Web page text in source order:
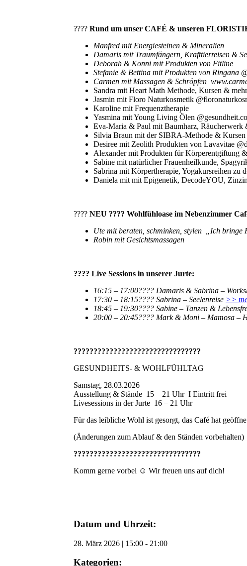
???? Rund um unser CAFÉ & unseren
Manfred mit Energiesteinen & Mineralien
Damaris mit Traumfängern, Krafttierreisen &
Deborah & Konni mit Produkten von Fitline
Stefanie & Bettina mit Produkten von Ringana
Carmen mit Massagen & Schröpfen
Sandra mit Heart Math Methode, Kursen &
Jasmin mit Floro Naturkosmetik
Karoline mit Frequenztherapie
Yasmina mit Young Living Ölen
Eva-Maria & Paul mit Baumharz,
Silvia Braun mit der SIBRA-Methode & Kursen
Desiree mit Zeolith Produkten von Lavavitae
Alexander mit Produkten für Körperentgiftung
Sabine mit natürlicher Frauenheilkunde,
Sabrina mit Körpertherapie, Yogakursreihen zu
Daniela mit mit Epigenetik, DecodeYOU,
???? NEU ???? Wohlfühloase im Nebenzimmer
Ute mit beraten, schminken, stylen „Ich bringe
Robin mit Gesichtsmassagen
???? Live Sessions in unserer Jurte:
16:15 – 17:00???? Damaris & Sabrina –
17:30 – 18:15???? Sabrina – Seelenreise >>
18:45 – 19:30???? Sabine – Tanzen &
20:00 – 20:45???? Mark & Moni – Mamosa –
????????????????????????????????
GESUNDHEITS- & WOHLFÜHLTAG
Samstag, 28.03.2026
Ausstellung & Stände 15 – 21 Uhr I Eintritt frei
Livesessions in der Jurte 16 – 21 Uhr
Für das leibliche Wohl ist gesorgt, das Café hat
(Änderungen zum Ablauf & den Ständen vorbehalten)
????????????????????????????????
Komm gerne vorbei ☺️ Wir freuen uns auf dich!
Datum und Uhrzeit:
28. März 2026 | 15:00 - 21:00
Kategorien: